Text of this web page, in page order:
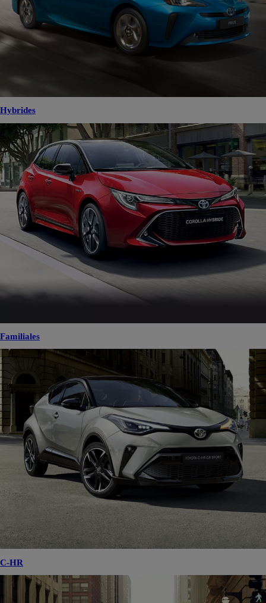
Hybrides
Familiales
C-HR